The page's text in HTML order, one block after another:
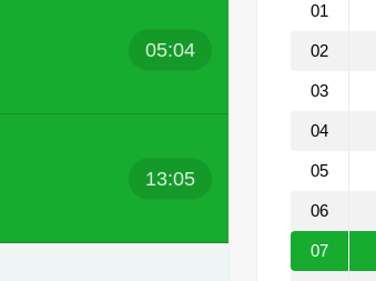
05:04
13:05
01
02
03
04
05
06
07